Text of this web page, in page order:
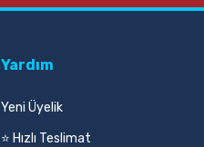
Yardım
Yeni Üyelik
⭐ Hızlı Teslimat